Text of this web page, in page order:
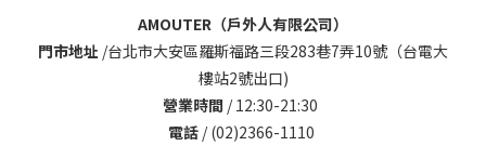
AMOUTER（戶外人有限公司）
門市地址 /台北市大安區羅斯福路三段283巷7弄10號（台電大
樓站2號出口)
營業時間 / 12:30-21:30
電話 / (02)2366-1110